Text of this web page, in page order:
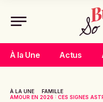
À la Une Actus
À LA UNE
FAMILLE
AMOUR EN 2026 : CES SIGNES